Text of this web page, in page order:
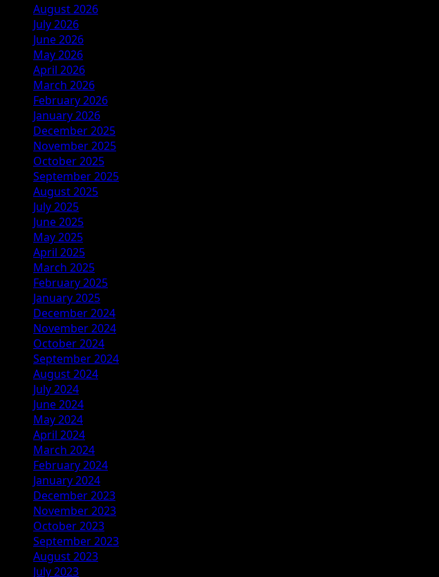
August 2026
July 2026
June 2026
May 2026
April 2026
March 2026
February 2026
January 2026
December 2025
November 2025
October 2025
September 2025
August 2025
July 2025
June 2025
May 2025
April 2025
March 2025
February 2025
January 2025
December 2024
November 2024
October 2024
September 2024
August 2024
July 2024
June 2024
May 2024
April 2024
March 2024
February 2024
January 2024
December 2023
November 2023
October 2023
September 2023
August 2023
July 2023